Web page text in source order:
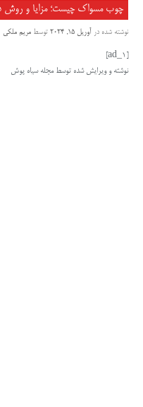
چوب مسواک چیست؛ مزایا و روش
نوشته شده در آوریل 15, 2024 توسط مریم ملکی
[ad_1]
نوشته و ویرایش شده توسط مجله سیاه پوش